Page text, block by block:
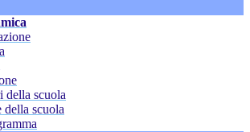
della scuola
della scuola